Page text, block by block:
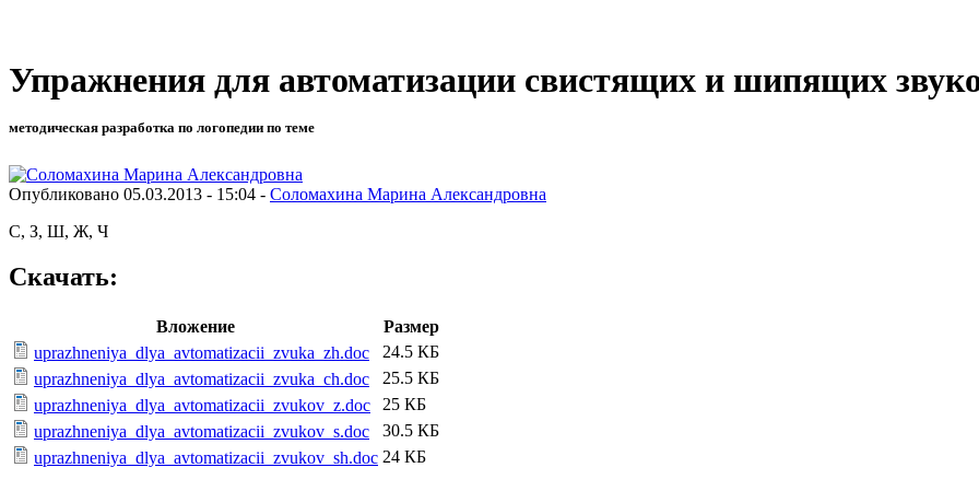
Упражнения для автоматизации свистящих и шипящих
методическая разработка по логопедии по теме
Опубликовано 05.03.2013 - 15:04 - Соломахина Марина Александровна
С, З, Ш, Ж, Ч
Скачать:
Вложение
Размер
uprazhneniya_dlya_avtomatizacii_zvuka_zh.doc
24.5 КБ
uprazhneniya_dlya_avtomatizacii_zvuka_ch.doc
25.5 КБ
uprazhneniya_dlya_avtomatizacii_zvukov_z.doc
25 КБ
uprazhneniya_dlya_avtomatizacii_zvukov_s.doc
30.5 КБ
uprazhneniya_dlya_avtomatizacii_zvukov_sh.doc 24 КБ